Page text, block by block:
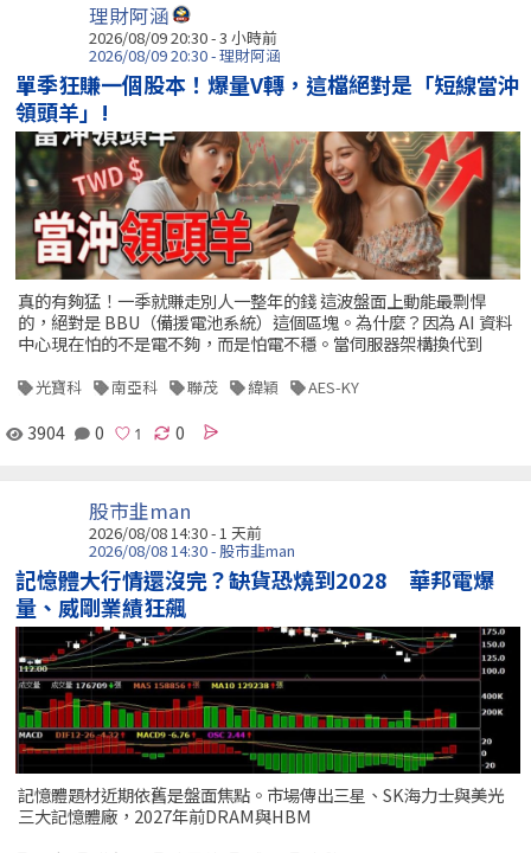
理財阿涵
2026/08/09 20:30 -3 小時前
2026/08/09 20:30 - 理財阿涵
單季狂賺一個股本！爆量V轉，這檔絕對是「短線當沖
領頭羊」!
真的有夠猛！一季就賺走別人一整年的錢 這波盤面上動能最剽悍
的，絕對是 BBU（備援電池系統）這個區塊。為什麼？因為 AI 資料
中心現在怕的不是電不夠，而是怕電不穩。當伺服器架構換代到
光寶科 南亞科 聯茂 緯穎 AES-KY
3904 0 0
股市韭man
2026/08/08 14:30 - 1 天前
2026/08/08 14:30 - 股市韭man
記憶體大行情還沒完？缺貨恐燒到2028 華邦電爆
量、威剛業績狂飆
記憶體題材近期依舊是盤面焦點。市場傳出三星、SK海力士與美光
三大記憶體廠，2027年前DRAM與HBM